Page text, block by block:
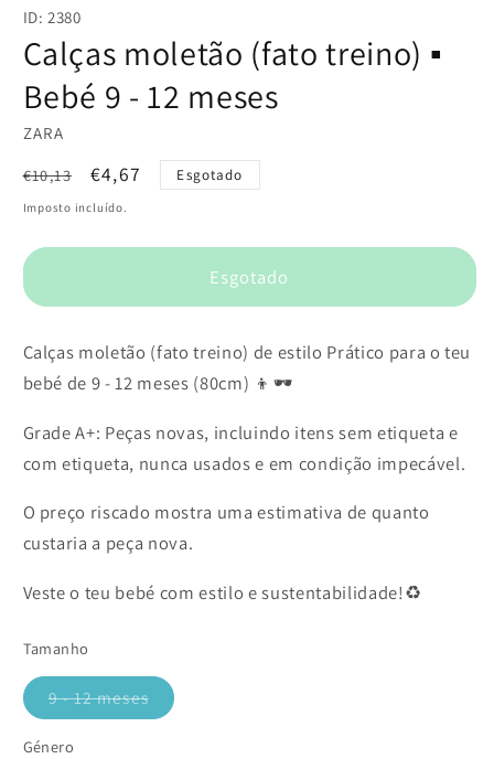
multimédia
em
modal
ID: 2380
Calças moletão (fato treino) ▪️
Bebé 9 - 12 meses
ZARA
Preço
normal
€10,13
Preço
de
€4,67 Esgotado
Imposto incluído.
Esgotado
Calças moletão (fato treino) de estilo Prático para o teu
bebé de 9 - 12 meses (80cm) 👦🕶️
Grade A+: Peças novas, incluindo itens sem etiqueta e
com etiqueta, nunca usados e em condição impecável.
O preço riscado mostra uma estimativa de quanto
custaria a peça nova.
Veste o teu bebé com estilo e sustentabilidade!♻️
Tamanho
9 - 12 meses
Variante
Género